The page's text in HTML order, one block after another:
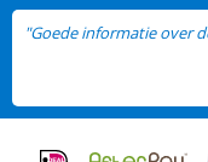
"Goede informatie over